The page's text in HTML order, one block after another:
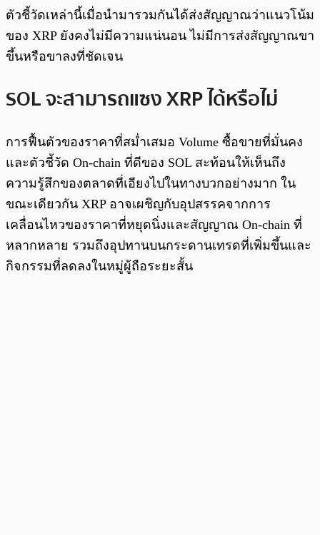
ตัวชี้วัดเหล่านี้เมื่อนำมารวมกันได้ส่งสัญญาณว่าแนวโน้ม
ของ XRP ยังคงไม่มีความแน่นอน ไม่มีการส่งสัญญาณขา
ขึ้นหรือขาลงที่ชัดเจน
SOL จะสามารถแซง XRP ได้หรือไม่
การฟื้นตัวของราคาที่สม่ำเสมอ Volume ซื้อขายที่มั่นคง
และตัวชี้วัด On-chain ที่ดีของ SOL สะท้อนให้เห็นถึง
ความรู้สึกของตลาดที่เอียงไปในทางบวกอย่างมาก ใน
ขณะเดียวกัน XRP อาจเผชิญกับอุปสรรคจากการ
เคลื่อนไหวของราคาที่หยุดนิ่งและสัญญาณ On-chain ที่
หลากหลาย รวมถึงอุปทานบนกระดานเทรดที่เพิ่มขึ้นและ
กิจกรรมที่ลดลงในหมู่ผู้ถือระยะสั้น